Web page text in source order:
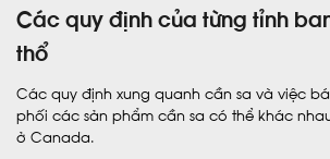
Các quy định của từng tỉnh
thổ
Các quy định xung quanh cần sa và việc
phối các sản phẩm cần sa có thể khác
ở Canada.